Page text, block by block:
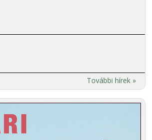
További hírek »